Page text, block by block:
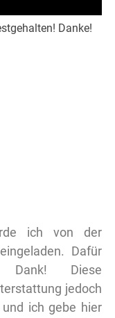
Danke!
ich von der
Dafür
Dank! Diese
jedoch
ich gebe hier